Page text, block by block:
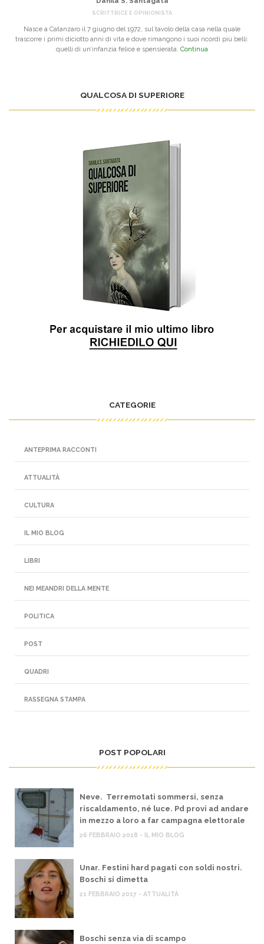
SCRITTRICE E OPINIONISTA
Nasce a Catanzaro il 7 giugno del 1972, sul tavolo della casa nella quale
trascorre i primi diciotto anni di vita e dove rimangono i suoi ricordi più belli:
quelli di un’infanzia felice e spensierata. Continua
QUALCOSA DI SUPERIORE
CATEGORIE
ANTEPRIMA RACCONTI
ATTUALITÀ
CULTURA
IL MIO BLOG
LIBRI
NEI MEANDRI DELLA MENTE
POLITICA
POST
QUADRI
RASSEGNA STAMPA
POST POPOLARI
Neve. Terremotati sommersi, senza
riscaldamento, né luce. Pd provi ad andare
in mezzo a loro a far campagna elettorale
26 FEBBRAIO 2018 - IL MIO BLOG
Unar. Festini hard pagati con soldi nostri.
Boschi si dimetta
21 FEBBRAIO 2017 - ATTUALITÀ
Boschi senza via di scampo